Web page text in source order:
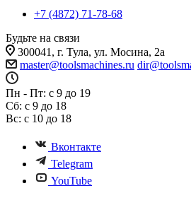
+7 (4872) 71-78-68
Будьте на связи
300041, г. Тула, ул. Мосина, 2а
master@toolsmachines.ru
Пн - Пт: с 9 до 19
Сб: с 9 до 18
Вс: с 10 до 18
Вконтакте
Telegram
YouTube